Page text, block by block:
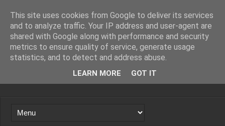
Loading...
This site uses cookies from Google to deliver its services
and to analyze traffic. Your IP address and user-agent are
shared with Google along with performance and security
metrics to ensure quality of service, generate usage
statistics, and to detect and address abuse.
LEARN MORE GOT IT